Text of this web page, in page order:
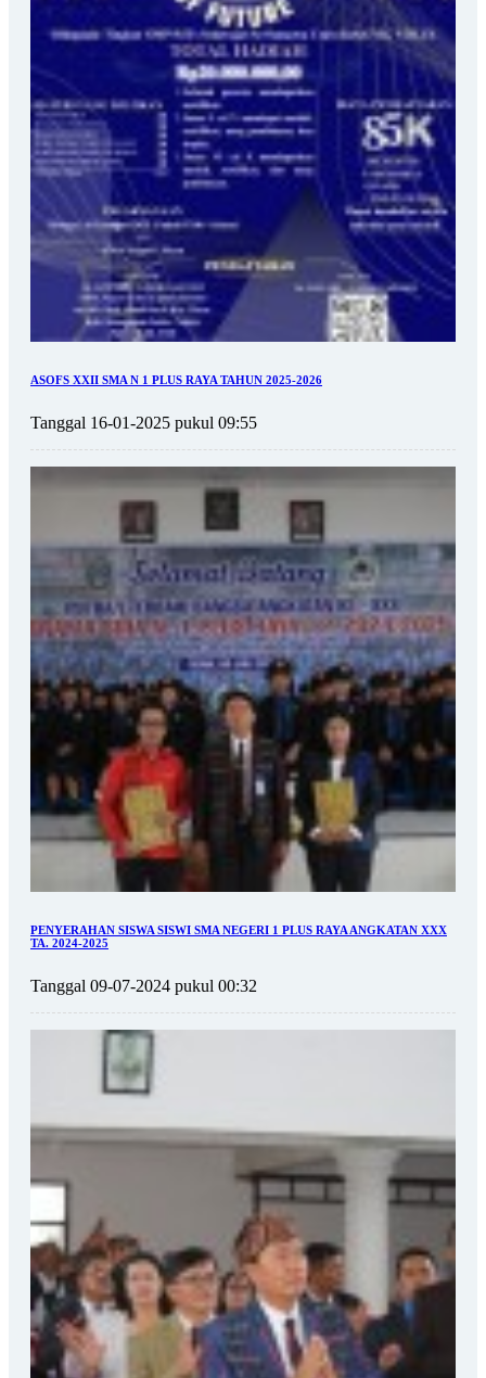
ASOFS XXII SMA N 1 PLUS RAYA TAHUN 2025-2026
Tanggal 16-01-2025 pukul 09:55
PENYERAHAN SISWA SISWI SMA NEGERI 1 PLUS RAYA ANGKATAN XXX
TA. 2024-2025
Tanggal 09-07-2024 pukul 00:32